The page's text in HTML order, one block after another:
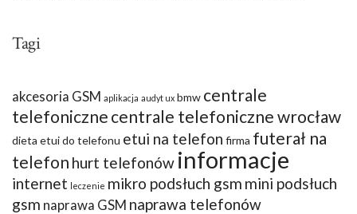
Tagi
akcesoria GSM aplikacja audyt ux bmw centrale
telefoniczne centrale telefoniczne wrocław
dieta etui do telefonu etui na telefon firma futerał na
telefon hurt telefonów informacje
internet leczenie mikro podsłuch gsm mini podsłuch
gsm naprawa GSM naprawa telefonów